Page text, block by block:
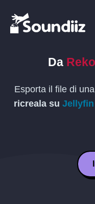
Da
Esporta il file di
ricreala su Jellyfin